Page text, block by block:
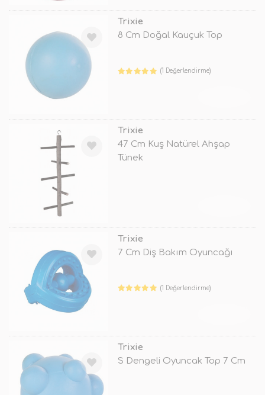
Trixie
8 Cm Doğal Kauçuk Top
(1 Değerlendirme)
Trixie
47 Cm Kuş Natürel Ahşap
Tünek
Trixie
7 Cm Diş Bakım Oyuncağı
(1 Değerlendirme)
Trixie
S Dengeli Oyuncak Top 7 Cm